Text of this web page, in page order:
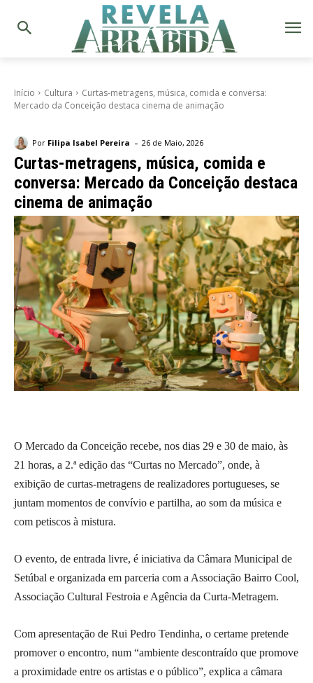
Início Cultura
Curtas-metragens, música, comida e conversa:
Mercado da Conceição destaca cinema de animação
Por Filipa Isabel Pereira - 26 de Maio, 2026
Curtas-metragens, música, comida e
conversa: Mercado da Conceição destaca
cinema de animação
O Mercado da Conceição recebe, nos dias 29 e 30 de maio, às
21 horas, a 2.ª edição das “Curtas no Mercado”, onde, à
exibição de curtas-metragens de realizadores portugueses, se
juntam momentos de convívio e partilha, ao som da música e
com petiscos à mistura.
O evento, de entrada livre, é iniciativa da Câmara Municipal de
Setúbal e organizada em parceria com a Associação Bairro Cool,
Associação Cultural Festroia e Agência da Curta-Metragem.
Com apresentação de Rui Pedro Tendinha, o certame pretende
promover o encontro, num “ambiente descontraído que promove
a proximidade entre os artistas e o público”, explica a câmara